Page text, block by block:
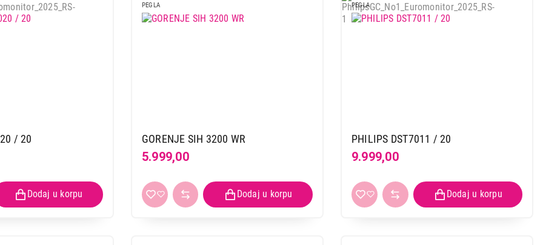
/ 20
PEGLA
GORENJE SIH 3200 WR
5.999,00
PEGLA
PHILIPS DST7011 / 20
9.999,00